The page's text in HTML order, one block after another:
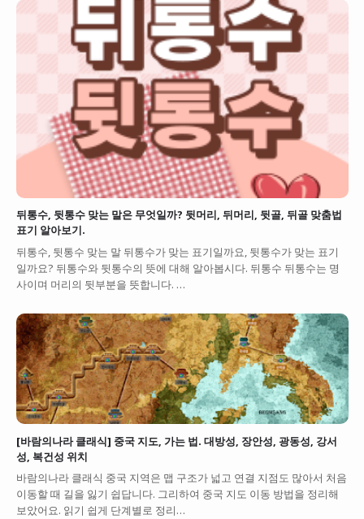
뒤통수, 뒷통수 맞는 말은 무엇일까? 뒷머리, 뒤머리, 뒷골, 뒤골 맞춤법
표기 알아보기.
뒤통수, 뒷통수 맞는 말 뒤통수가 맞는 표기일까요, 뒷통수가 맞는 표기
일까요? 뒤통수와 뒷통수의 뜻에 대해 알아봅시다. 뒤통수 뒤통수는 명
사이며 머리의 뒷부분을 뜻합니다. …
[바람의나라 클래식] 중국 지도, 가는 법. 대방성, 장안성, 광동성, 강서
성, 복건성 위치
바람의나라 클래식 중국 지역은 맵 구조가 넓고 연결 지점도 많아서 처음
이동할 때 길을 잃기 쉽답니다. 그리하여 중국 지도 이동 방법을 정리해
보았어요. 읽기 쉽게 단계별로 정리…